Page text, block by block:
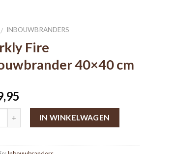
/ INBOUWBRANDERS
Fire
40×40 cm
IN WINKELWAGEN